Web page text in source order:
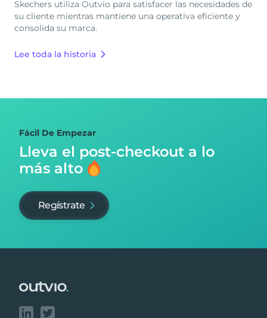
Skechers utiliza Outvio para satisfacer las necesidades de
su cliente mientras mantiene una operativa eficiente y
consolida su marca.
Lee toda la historia
Fácil De Empezar
Lleva el post-checkout a lo
más alto
Regístrate